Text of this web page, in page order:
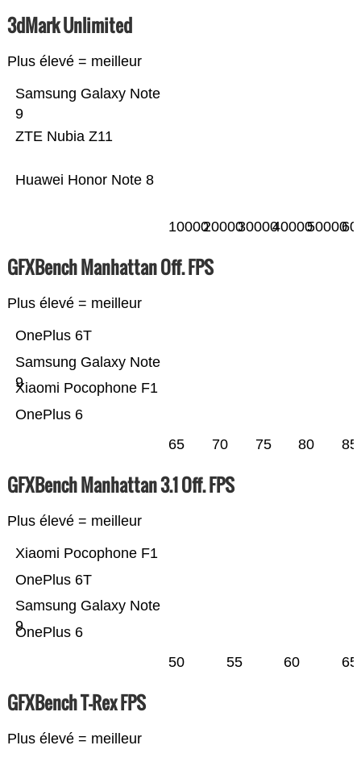
3dMark Unlimited
Plus élevé = meilleur
Huawei Honor Note 8
ZTE Nubia Z11
Samsung Galaxy Note
9
1000020000300004000050000
GFXBench Manhattan Off. FPS
Plus élevé = meilleur
OnePlus 6
Xiaomi Pocophone F1
Samsung Galaxy Note
9
OnePlus 6T
65 70 75 80 85
GFXBench Manhattan 3.1 Off. FPS
Plus élevé = meilleur
OnePlus 6
Samsung Galaxy Note
9
OnePlus 6T
Xiaomi Pocophone F1
50 55 60 65
GFXBench T-Rex FPS
Plus élevé = meilleur